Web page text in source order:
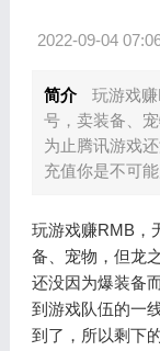
2022-09-04
简介
玩游戏
号，卖装备、
为止腾讯游戏
充值你是不可
玩游戏赚RMB，
备、宠物，但龙
还没因为爆装备
到游戏队伍的一
到了，所以剩下